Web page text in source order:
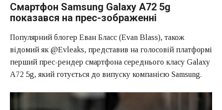
Смартфон Samsung Galaxy A72 5g
показався на прес-зображенні
Популярний блогер Еван Бласс (Evan Blass), також
відомий як @Evleaks, представив на голосовій платформі
перший прес-рендер смартфона середнього класу Galaxy
A72 5g, який готується до випуску компанією Samsung.